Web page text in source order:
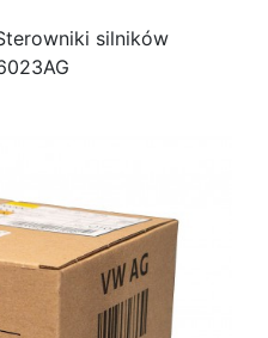
silników